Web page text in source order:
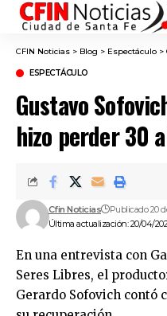
CFIN Noticias > Blog > Espectáculo >
ESPECTÁCULO
Gustavo
hizo perder 30
Última actualización: 20/04/
Cfin Noticias Publicado 20
En una entrevista con
Seres Libres, el
Gerardo Sofovich contó